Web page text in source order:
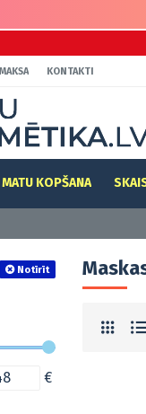
KONTAKTI
MATU KOPŠANA
Notīrīt
€